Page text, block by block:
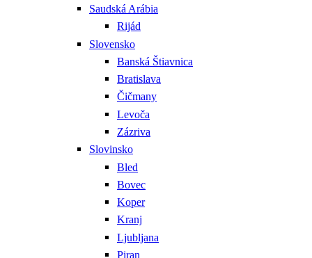
Saudská Arábia
Rijád
Slovensko
Banská Štiavnica
Bratislava
Čičmany
Levoča
Zázriva
Slovinsko
Bled
Bovec
Koper
Kranj
Ljubljana
Piran